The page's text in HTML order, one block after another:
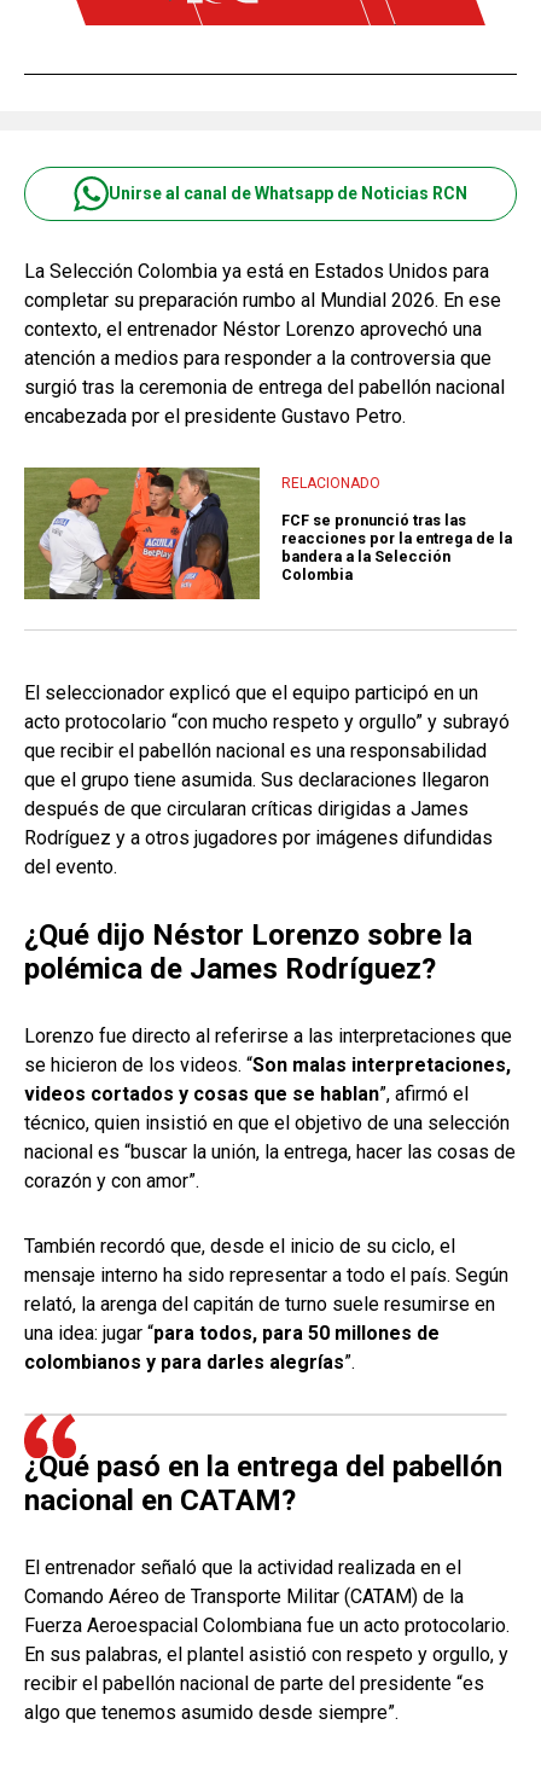
Unirse al canal de Whatsapp de Noticias RCN
La Selección Colombia ya está en Estados Unidos para
completar su preparación rumbo al Mundial 2026. En ese
contexto, el entrenador Néstor Lorenzo aprovechó una
atención a medios para responder a la controversia que
surgió tras la ceremonia de entrega del pabellón nacional
encabezada por el presidente Gustavo Petro.
RELACIONADO
FCF se pronunció tras las
reacciones por la entrega de la
bandera a la Selección
Colombia
El seleccionador explicó que el equipo participó en un
acto protocolario “con mucho respeto y orgullo” y subrayó
que recibir el pabellón nacional es una responsabilidad
que el grupo tiene asumida. Sus declaraciones llegaron
después de que circularan críticas dirigidas a James
Rodríguez y a otros jugadores por imágenes difundidas
del evento.
¿Qué dijo Néstor Lorenzo sobre la
polémica de James Rodríguez?
Lorenzo fue directo al referirse a las interpretaciones que
se hicieron de los videos. “Son malas interpretaciones,
videos cortados y cosas que se hablan”, afirmó el
técnico, quien insistió en que el objetivo de una selección
nacional es “buscar la unión, la entrega, hacer las cosas de
corazón y con amor”.
También recordó que, desde el inicio de su ciclo, el
mensaje interno ha sido representar a todo el país. Según
relató, la arenga del capitán de turno suele resumirse en
una idea: jugar “para todos, para 50 millones de
colombianos y para darles alegrías”.
¿Qué pasó en la entrega del pabellón
nacional en CATAM?
El entrenador señaló que la actividad realizada en el
Comando Aéreo de Transporte Militar (CATAM) de la
Fuerza Aeroespacial Colombiana fue un acto protocolario.
En sus palabras, el plantel asistió con respeto y orgullo, y
recibir el pabellón nacional de parte del presidente “es
algo que tenemos asumido desde siempre”.